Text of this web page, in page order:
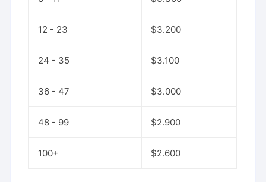
12 - 23 $3.200
24 - 35 $3.100
36 - 47 $3.000
48 - 99 $2.900
100+ $2.600